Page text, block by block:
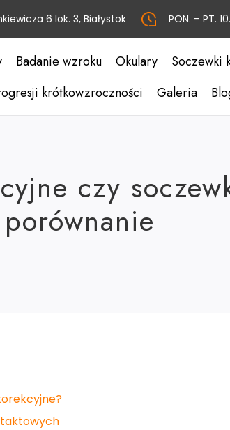
6 lok. 3, Białystok PON. – PT.
Badanie wzroku Okulary
Soczewki
krótkowzroczności
Galeria
czy